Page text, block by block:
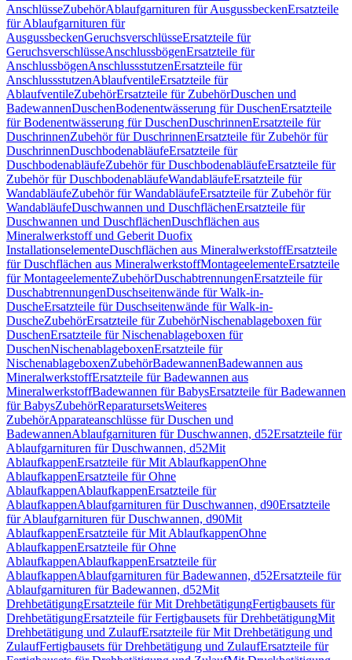
AnschlüsseZubehörAblaufgarnituren für AusgussbeckenErsatzteile
für Ablaufgarnituren für
AusgussbeckenGeruchsverschlüsseErsatzteile für
GeruchsverschlüsseAnschlussbögenErsatzteile für
AnschlussbögenAnschlussstutzenErsatzteile für
AnschlussstutzenAblaufventileErsatzteile für
AblaufventileZubehörErsatzteile für ZubehörDuschen und
BadewannenDuschenBodenentwässerung für DuschenErsatzteile
für Bodenentwässerung für DuschenDuschrinnenErsatzteile für
DuschrinnenZubehör für DuschrinnenErsatzteile für Zubehör für
DuschrinnenDuschbodenabläufeErsatzteile für
DuschbodenabläufeZubehör für DuschbodenabläufeErsatzteile für
Zubehör für DuschbodenabläufeWandabläufeErsatzteile für
WandabläufeZubehör für WandabläufeErsatzteile für Zubehör für
WandabläufeDuschwannen und DuschflächenErsatzteile für
Duschwannen und DuschflächenDuschflächen aus
Mineralwerkstoff und Geberit Duofix
InstallationselementeDuschflächen aus MineralwerkstoffErsatzteile
für Duschflächen aus MineralwerkstoffMontageelementeErsatzteile
für MontageelementeZubehörDuschabtrennungenErsatzteile für
DuschabtrennungenDuschseitenwände für Walk-in-
DuscheErsatzteile für Duschseitenwände für Walk-in-
DuscheZubehörErsatzteile für ZubehörNischenablageboxen für
DuschenErsatzteile für Nischenablageboxen für
DuschenNischenablageboxenErsatzteile für
NischenablageboxenZubehörBadewannenBadewannen aus
MineralwerkstoffErsatzteile für Badewannen aus
MineralwerkstoffBadewannen für BabysErsatzteile für Badewannen
für BabysZubehörReparatursetsWeiteres
ZubehörApparateanschlüsse für Duschen und
BadewannenAblaufgarnituren für Duschwannen, d52Ersatzteile für
Ablaufgarnituren für Duschwannen, d52Mit
AblaufkappenErsatzteile für Mit AblaufkappenOhne
AblaufkappenErsatzteile für Ohne
AblaufkappenAblaufkappenErsatzteile für
AblaufkappenAblaufgarnituren für Duschwannen, d90Ersatzteile
für Ablaufgarnituren für Duschwannen, d90Mit
AblaufkappenErsatzteile für Mit AblaufkappenOhne
AblaufkappenErsatzteile für Ohne
AblaufkappenAblaufkappenErsatzteile für
AblaufkappenAblaufgarnituren für Badewannen, d52Ersatzteile für
Ablaufgarnituren für Badewannen, d52Mit
DrehbetätigungErsatzteile für Mit DrehbetätigungFertigbausets für
DrehbetätigungErsatzteile für Fertigbausets für DrehbetätigungMit
Drehbetätigung und ZulaufErsatzteile für Mit Drehbetätigung und
ZulaufFertigbausets für Drehbetätigung und ZulaufErsatzteile für